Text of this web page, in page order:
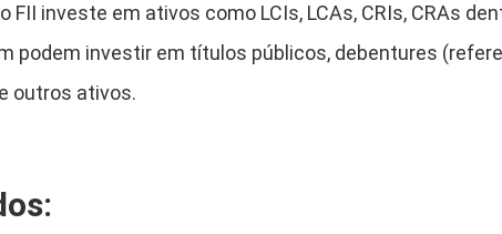
FII investe em ativos como LCIs, LCAs, CRIs, CRAs
podem investir em títulos públicos, debentures
outros ativos.